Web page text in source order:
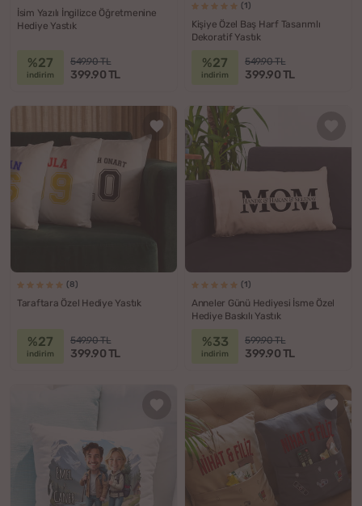
İsim Yazılı İngilizce Öğretmenine
Hediye Yastık
%27
indirim
549.90 TL
399.90 TL
(1)
Kişiye Özel Baş Harf Tasarımlı
Dekoratif Yastık
%27
indirim
549.90 TL
399.90 TL
(8)
Taraftara Özel Hediye Yastık
%27
indirim
549.90 TL
399.90 TL
(1)
Anneler Günü Hediyesi İsme Özel
Hediye Baskılı Yastık
%33
indirim
599.90 TL
399.90 TL